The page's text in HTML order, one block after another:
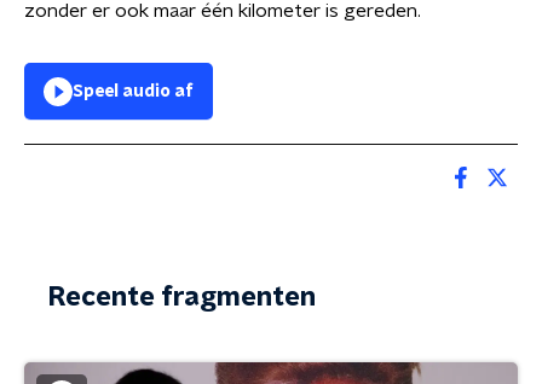
zonder er ook maar één kilometer is gereden.
Speel audio af
Recente fragmenten